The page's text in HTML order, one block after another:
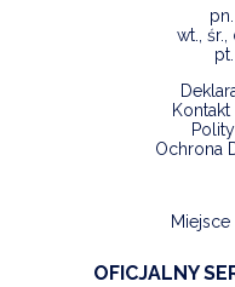
wt., śr.,
Ochrona
OFICJALNY